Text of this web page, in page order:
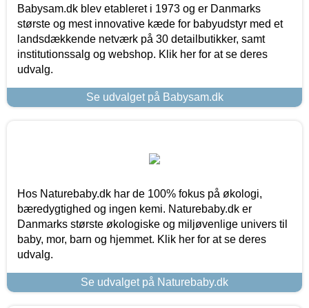
Babysam.dk blev etableret i 1973 og er Danmarks
største og mest innovative kæde for babyudstyr med et
landsdækkende netværk på 30 detailbutikker, samt
institutionssalg og webshop. Klik her for at se deres
udvalg.
Se udvalget på Babysam.dk
Hos Naturebaby.dk har de 100% fokus på økologi,
bæredygtighed og ingen kemi. Naturebaby.dk er
Danmarks største økologiske og miljøvenlige univers til
baby, mor, barn og hjemmet. Klik her for at se deres
udvalg.
Se udvalget på Naturebaby.dk